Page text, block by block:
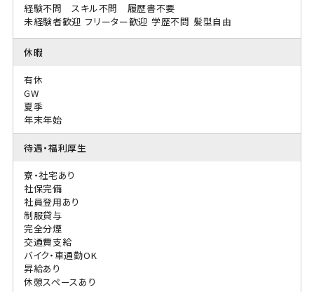
経験不問 スキル不問 履歴書不要
未経験者歓迎 フリーター歓迎 学歴不問 髪型自由
休暇
有休
GW
夏季
年末年始
待遇・福利厚生
寮・社宅あり
社保完備
社員登用あり
制服貸与
完全分煙
交通費支給
バイク・車通勤OK
昇給あり
休憩スペースあり